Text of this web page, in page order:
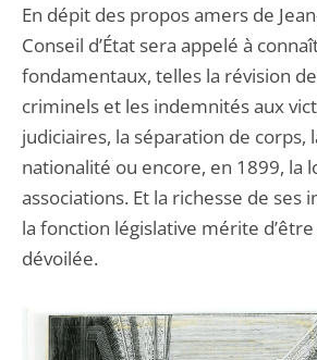
En dépit des propos amers de
Conseil d’État sera appelé à
fondamentaux, telles la révision
criminels et les indemnités aux
judiciaires, la séparation de corps,
nationalité ou encore, en 1899, la
associations. Et la richesse de ses
la fonction législative mérite
dévoilée.